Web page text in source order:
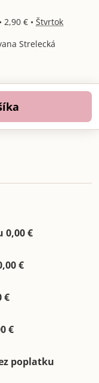
• 2,90 € • Štvrtok
Strelecká
0,00 €
€
€
€
poplatku